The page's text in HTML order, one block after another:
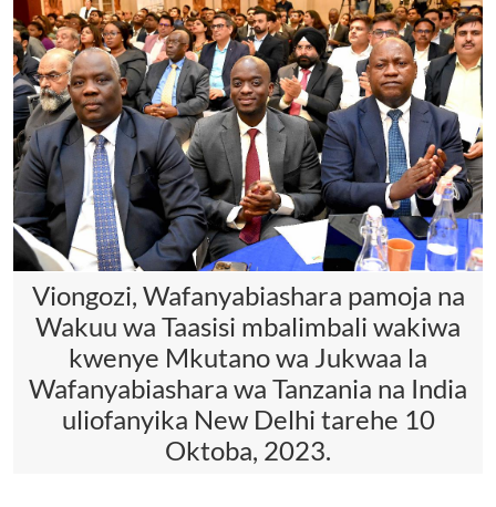
Viongozi, Wafanyabiashara pamoja na
Wakuu wa Taasisi mbalimbali wakiwa
kwenye Mkutano wa Jukwaa la
Wafanyabiashara wa Tanzania na India
uliofanyika New Delhi tarehe 10
Oktoba, 2023.